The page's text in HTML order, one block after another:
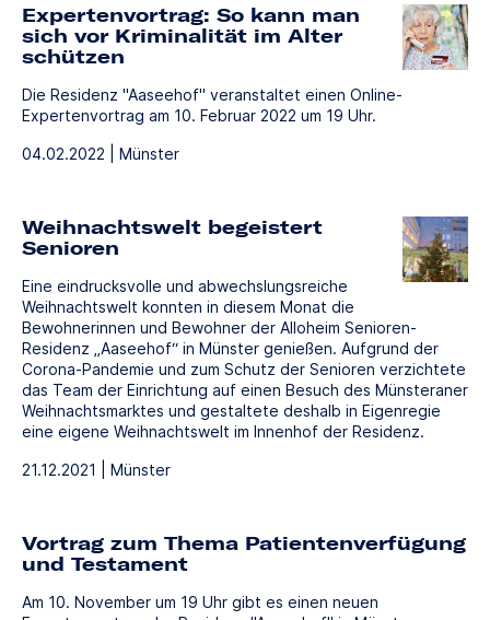
Expertenvortrag: So kann man
sich vor Kriminalität im Alter
schützen
Die Residenz "Aaseehof" veranstaltet einen Online-
Expertenvortrag am 10. Februar 2022 um 19 Uhr.
04.02.2022 | Münster
Weihnachtswelt begeistert
Senioren
Eine eindrucksvolle und abwechslungsreiche
Weihnachtswelt konnten in diesem Monat die
Bewohnerinnen und Bewohner der Alloheim Senioren-
Residenz „Aaseehof“ in Münster genießen. Aufgrund der
Corona-Pandemie und zum Schutz der Senioren verzichtete
das Team der Einrichtung auf einen Besuch des Münsteraner
Weihnachtsmarktes und gestaltete deshalb in Eigenregie
eine eigene Weihnachtswelt im Innenhof der Residenz.
21.12.2021 | Münster
Vortrag zum Thema Patientenverfügung
und Testament
Am 10. November um 19 Uhr gibt es einen neuen